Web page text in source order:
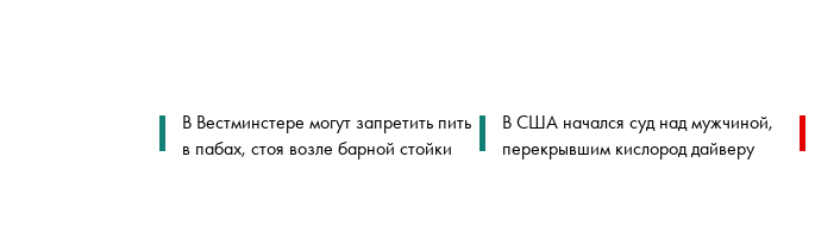
В Вестминстере могут запретить пить
в пабах, стоя возле барной стойки
В США начался суд над мужчиной,
перекрывшим кислород дайверу